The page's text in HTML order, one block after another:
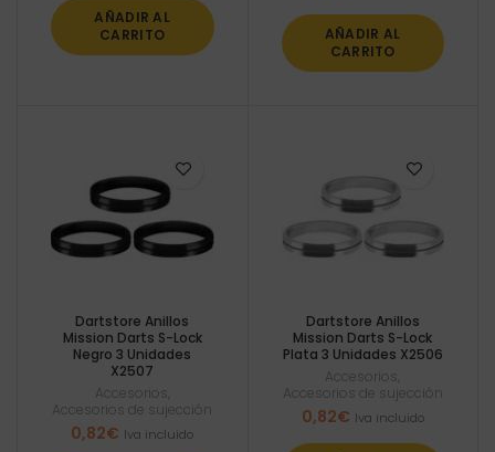
AÑADIR AL
CARRITO
AÑADIR AL
CARRITO
Dartstore Anillos
Mission Darts S-Lock
Negro 3 Unidades
X2507
Accesorios
Accesorios de sujección
0,82€ Iva incluido
Dartstore Anillos
Mission Darts S-Lock
Plata 3 Unidades X2506
Accesorios
Accesorios de sujección
0,82€ Iva incluido